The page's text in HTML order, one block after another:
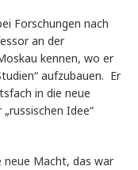
Forschungen nach
an der
kennen, wo er
aufzubauen. Er
in die neue
Idee“
neue Macht, das war